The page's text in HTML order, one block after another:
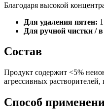
Благодаря высокой
Для удаления пятен:
Для ручной чистки /
Состав
Продукт содержит <5%
агрессивных
Способ